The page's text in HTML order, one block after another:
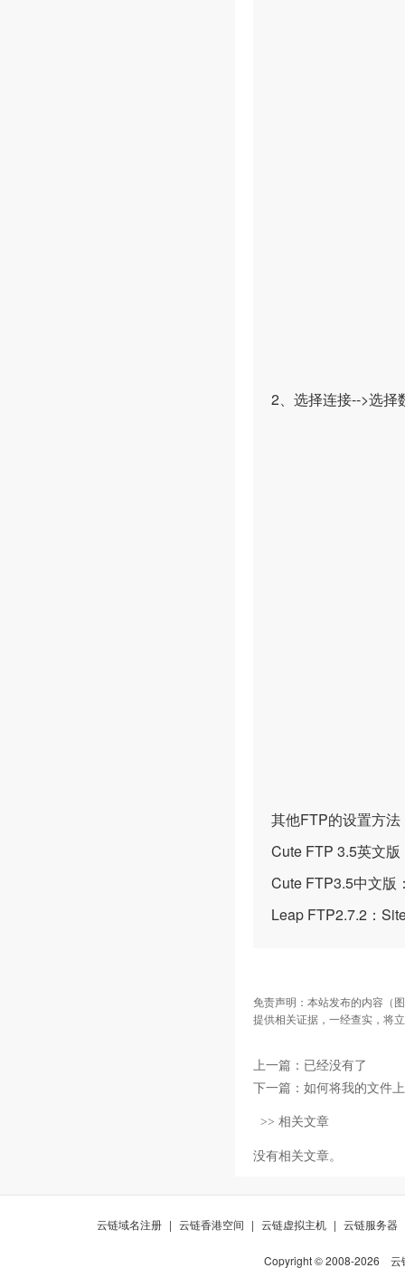
2、选择连接-->选择
其他FTP的设置方法
Cute FTP 3.5英文
Cute FTP3.5中文
Leap FTP2.7.2：
免责声明：本站发布的内容（
提供相关证据，一经查实，将
上一篇：已经没有了
下一篇： 如何将我的文件
>> 相关文章
没有相关文章。
云链域名注册 | 云链香港空间 | 云链虚拟主机 | 云链服务器
Copyright © 2008-2026 云